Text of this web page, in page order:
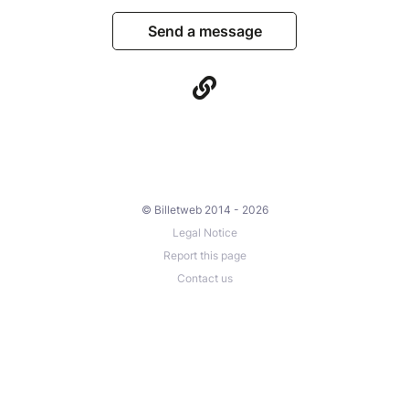
Send a message
© Billetweb 2014 - 2026
Legal Notice
Report this page
Contact us